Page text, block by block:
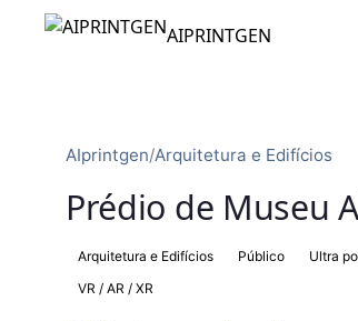
AIPRINTGEN
AIprintgen/Arquitetura e Edifícios
Prédio de Museu
Arquitetura e Edifícios Público Ultra
VR / AR / XR